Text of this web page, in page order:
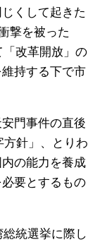
くして起きた
撃を被った
改革開放」の
持する下で市
門事件の直後
針」、とりわ
の能力を養成
要とするもの
統選挙に際し